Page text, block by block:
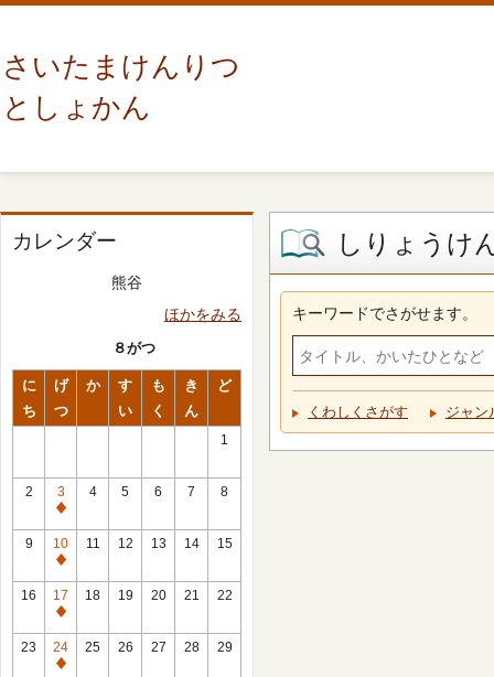
さいたまけんりつ
としょかん
カレンダー
熊谷
ほかをみる
８がつ
に
ち
げ
つ
か
す
い
も
く
き
ん
ど
1
2
3
休
館
日
4 5 6 7 8
9
10
休
館
日
11 12 13 14 15
16
17
休
館
日
18 19 20 21 22
23
24
休
25 26 27 28 29
しりょうけ
キーワードでさがせます。
くわしくさがす ジャン